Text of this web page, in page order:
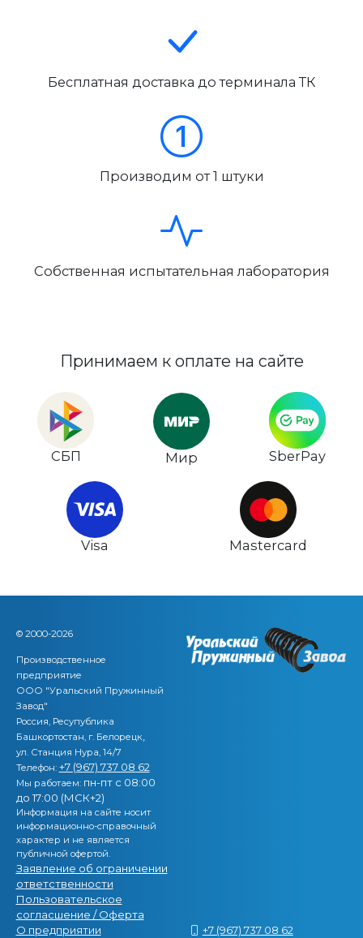
Бесплатная доставка до терминала ТК
Производим от 1 штуки
Собственная испытательная лаборатория
Принимаем к оплате на сайте
СБП Мир SberPay
Visa Mastercard
© 2000-2026
Производственное
предприятие
ООО "Уральский Пружинный
Завод"
Россия, Ресупублика
Башкортостан, г. Белорецк,
ул. Станция Нура, 14/7
Телефон: +7 (967) 737 08 62
Мы работаем: пн-пт с 08:00
до 17:00 (МСК+2)
Информация на сайте носит
информационно-справочный
характер и не является
публичной офертой.
Заявление об ограничении
ответственности
Пользовательское
согласшение / Оферта
О предприятии
+7 (967) 737 08 62